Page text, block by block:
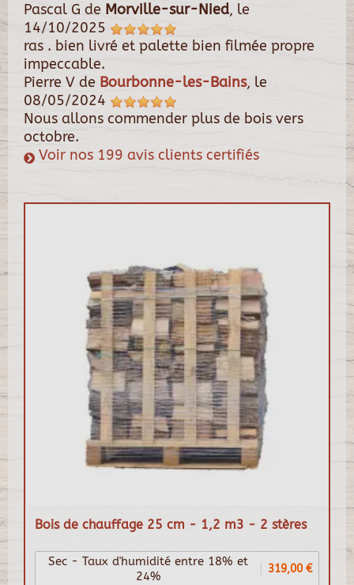
Pascal G de Morville-sur-Nied, le
14/10/2025
ras . bien livré et palette bien filmée propre
impeccable.
Pierre V de Bourbonne-les-Bains, le
08/05/2024
Nous allons commender plus de bois vers
octobre.
Voir nos 199 avis clients certifiés
Bois de chauffage 25 cm - 1,2 m3 - 2 stères
Sec - Taux d'humidité entre 18% et
24%
319,00 €